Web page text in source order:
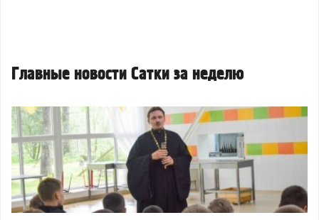
Главные новости Сатки за неделю